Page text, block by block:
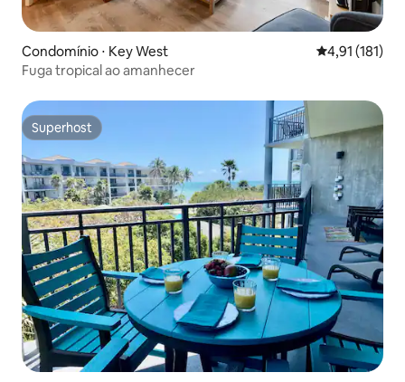
Condomínio ⋅ Key West 4,91 de uma
4,91 (181)
Fuga tropical ao amanhecer
Superhost
Superhost